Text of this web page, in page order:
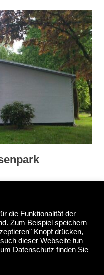
die Funktionalität der
Zum Beispiel speichern
Knopf drücken,
dieser Webseite tun
Datenschutz finden Sie